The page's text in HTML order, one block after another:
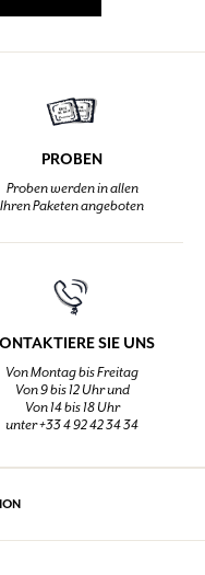
PROBEN
Proben werden in allen
Ihren Paketen angeboten
SIE UNS
Von Montag bis Freitag
Von 9 bis 12 Uhr und
Von 14 bis 18 Uhr
unter +33 4 92 42 34 34